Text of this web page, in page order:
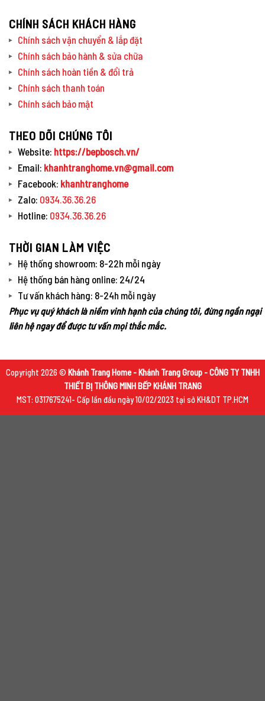
CHÍNH SÁCH KHÁCH HÀNG
Chính sách vận chuyển & lắp đặt
Chính sách bảo hành & sửa chữa
Chính sách hoàn tiền & đổi trả
Chính sách thanh toán
Chính sách bảo mật
THEO DÕI CHÚNG TÔI
Website: https://bepbosch.vn/
Email: khanhtranghome.vn@gmail.com
Facebook: khanhtranghome
Zalo: 0934.36.36.26
Hotline: 0934.36.36.26
THỜI GIAN LÀM VIỆC
Hệ thống showroom: 8-22h mỗi ngày
Hệ thống bán hàng online: 24/24
Tư vấn khách hàng: 8-24h mỗi ngày
Phục vụ quý khách là niềm vinh hạnh của chúng tôi, đừng ngần ngại
liên hệ ngay để được tư vấn mọi thắc mắc.
Copyright 2026 © Khánh Trang Home - Khánh Trang Group - CÔNG TY TNHH
THIẾT BỊ THÔNG MINH BẾP KHÁNH TRANG
MST: 0317675241- Cấp lần đầu ngày 10/02/2023 tại sở KH&DT TP.HCM